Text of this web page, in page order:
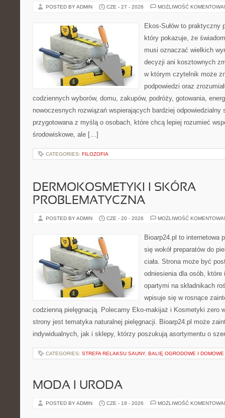
POSTED BY ADMIN CZE - 27 - 2026 MOŻLIWOŚĆ
Ekos-Sułów to praktyczny
który pokazuje, że
musi oznaczać wielkich
decyzji ani kosztownych
w którym czytelnik może
podpowiedzi oraz
codziennych wyborów, domu, zakupów, podróży, gotowania,
nowoczesnych rozwiązań wspierających bardziej odpowiedzialny
przygotowana z myślą o osobach, które chcą lepiej rozumieć
środowiskowe, ale […]
CATEGORIES: FILOZOFIA
DERMOKOSMETYKI I SKÓRA
PROBLEMATYCZNA
POSTED BY ADMIN CZE - 20 - 2026 MOŻLIWOŚĆ
Bioarp24.pl to internetowa
się wokół preparatów do
ciała. Strona może być
odniesienia dla osób,
opartymi na składnikach
wpisuje się w rosnące
codzienną pielęgnacją. Polecamy Eko-makijaż i Kosmetyki zero
strony jest tematyka naturalnej pielęgnacji. Bioarp24.pl może
indywidualnych, jak i sklepy, którzy poszukują asortymentu o
CATEGORIES: STREFA RELAKSU SAUNY, BALIĘ OGRODOWE I DOMOWE
MODA I URODA
POSTED BY ADMIN CZE - 19 - 2026 MOŻLIWOŚĆ